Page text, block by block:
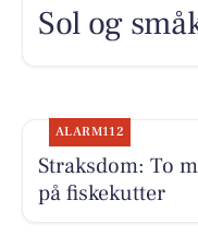
Sol og
ALARM112
Straksdom: To
på fiskekutter